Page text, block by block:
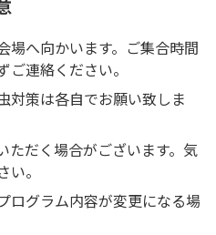
場へ向かいます。ご集合時間
ご連絡ください。
対策は各自でお願い致しま
ただく場合がございます。気
い。
ログラム内容が変更になる場